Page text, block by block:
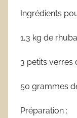
Ingrédients
1,3 kg de
3 petits verres
50 grammes
Préparation :